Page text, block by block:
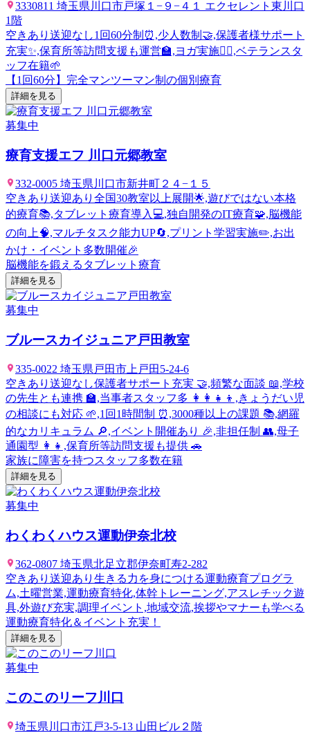
3330811 埼玉県川口市戸塚１−９−４１ エクセレント東川口
1階
空きあり 送迎なし1回60分制⏰,少人数制🤝,保護者様サポート
充実✨,保育所等訪問支援も運営🏫,ヨガ実施🧘‍♀️,ベテランスタ
ッフ在籍🌱
【1回60分】完全マンツーマン制の個別療育
詳細を見る
募集中
療育支援エフ 川口元郷教室
332-0005 埼玉県川口市新井町２４−１５
空きあり 送迎あり 全国30教室以上展開🌟,遊びではない本格
的療育📚,タブレット療育導入💻,独自開発のIT療育🧩,脳機能
の向上🧠,マルチタスク能力UP🔄,プリント学習実施✏️,お出
かけ・イベント多数開催🎉
脳機能を鍛えるタブレット療育
詳細を見る
募集中
ブルースカイジュニア戸田教室
335-0022 埼玉県戸田市上戸田5-24-6
空きあり 送迎なし保護者サポート充実 🤝,頻繁な面談 📖,学校
の先生とも連携 🏫,当事者スタッフ多 👩‍👩‍👧‍👦,きょうだい児
の相談にも対応 🌱,1回1時間制 ⏰,3000種以上の課題 📚,網羅
的なカリキュラム 🔎,イベント開催あり 🎉,非担任制 👥,母子
通園型 👩‍👧,保育所等訪問支援も提供 🚗
家族に障害を持つスタッフ多数在籍
詳細を見る
募集中
わくわくハウス運動伊奈北校
362-0807 埼玉県北足立郡伊奈町寿2-282
空きあり 送迎あり 生きる力を身につける運動療育プログラ
ム,土曜営業,運動療育特化,体幹トレーニング,アスレチック遊
具,外遊び充実,調理イベント,地域交流,挨拶やマナーも学べる
運動療育特化＆イベント充実！
詳細を見る
募集中
このこのリーフ川口
埼玉県川口市江戸3-5-13 山田ビル２階